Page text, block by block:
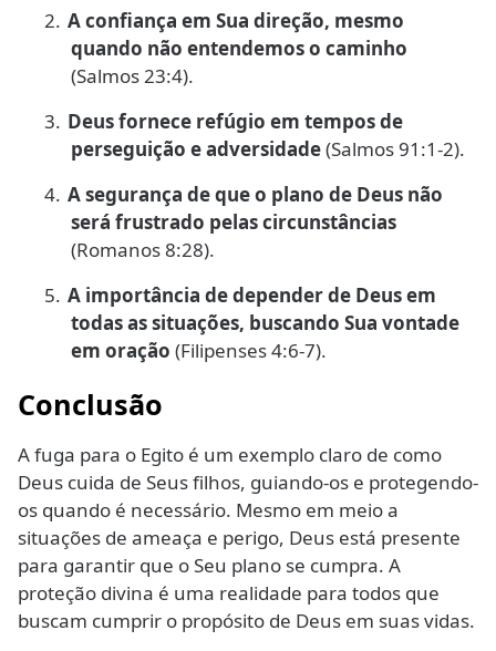
2. A confiança em Sua direção, mesmo
quando não entendemos o caminho
(Salmos 23:4).
3. Deus fornece refúgio em tempos de
perseguição e adversidade(Salmos 91:1-2).
4. A segurança de que o plano de Deus não
será frustrado pelas circunstâncias
(Romanos 8:28).
5. A importância de depender de Deus em
todas as situações, buscando Sua vontade
em oração (Filipenses 4:6-7).
Conclusão
A fuga para o Egito é um exemplo claro de como
Deus cuida de Seus filhos, guiando-os e protegendo-
os quando é necessário. Mesmo em meio a
situações de ameaça e perigo, Deus está presente
para garantir que o Seu plano se cumpra. A
proteção divina é uma realidade para todos que
buscam cumprir o propósito de Deus em suas vidas.